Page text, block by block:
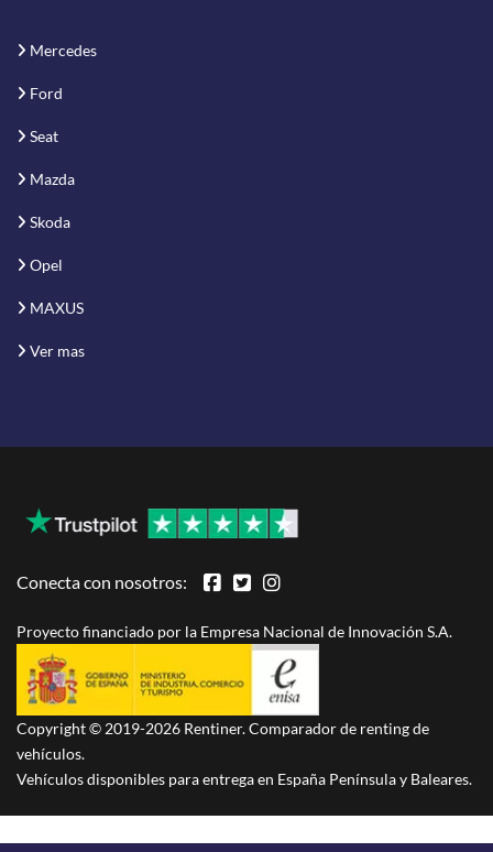
Mercedes
Ford
Seat
Mazda
Skoda
Opel
MAXUS
Ver mas
Conecta con nosotros:
Proyecto financiado por la Empresa Nacional de Innovación S.A.
Copyright © 2019-2026 Rentiner. Comparador de renting de
vehículos.
Vehículos disponibles para entrega en España Península y Baleares.